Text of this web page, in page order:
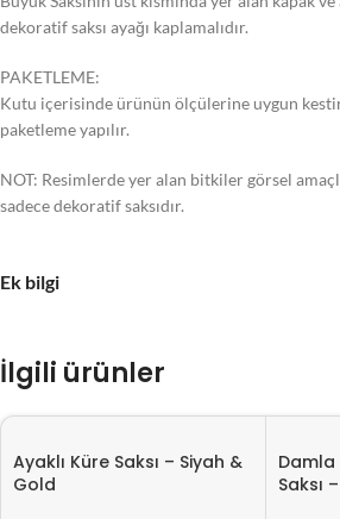
dekoratif saksı ayağı kaplamalıdır.
PAKETLEME:
Kutu içerisinde ürünün ölçülerine uygun
paketleme yapılır.
NOT: Resimlerde yer alan bitkiler görsel
sadece dekoratif saksıdır.
Ek bilgi
İlgili ürünler
Ayaklı Küre Saksı – Siyah &
Gold
Saksı